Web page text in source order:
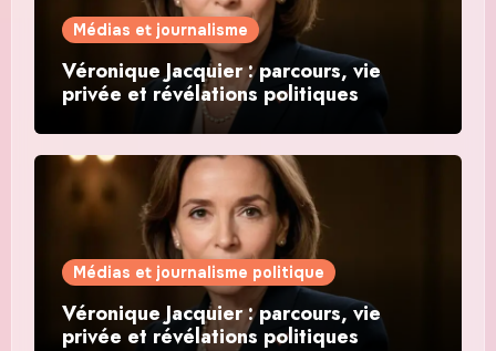
Médias et journalisme
Véronique Jacquier : parcours, vie
privée et révélations politiques
Médias et journalisme politique
Véronique Jacquier : parcours, vie
privée et révélations politiques